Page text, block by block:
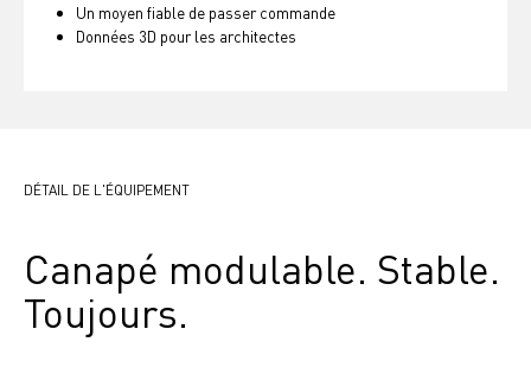
Un moyen fiable de passer commande
Données 3D pour les architectes
DÉTAIL DE L'ÉQUIPEMENT
Canapé modulable. Stable.
Toujours.